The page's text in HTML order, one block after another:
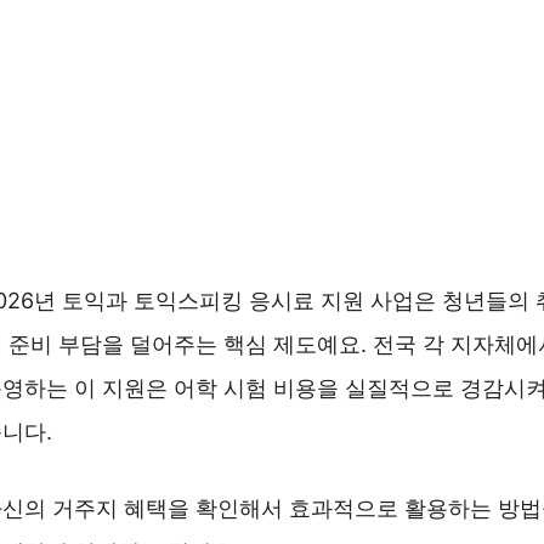
년 토익과 토익스피킹 응시료 지원 사업은 청년들의
준비 부담을 덜어주는 핵심 제도예요. 전국 각 지자체에
하는 이 지원은 어학 시험 비용을 실질적으로 경감시켜
다.
의 거주지 혜택을 확인해서 효과적으로 활용하는 방